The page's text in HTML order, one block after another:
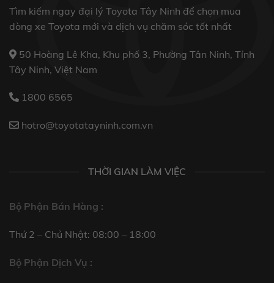
Tìm kiếm ngay đại lý Toyota Tây Ninh để chọn mua
dòng xe Toyota mới và dịch vụ chăm sóc tốt nhất
50 Hoàng Lê Kha, Khu phố 3, Phường Tân Ninh, Tỉnh
Tây Ninh, Việt Nam
1800 6565
hotro@toyotatayninh.com.vn
THỜI GIAN LÀM VIỆC
Bộ Phận Bán Hàng :
Thứ 2 – Chủ Nhật: 08:00 – 18:00
Bộ Phận Dịch Vụ :